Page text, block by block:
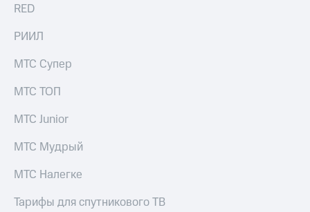
RED
РИИЛ
МТС Супер
МТС ТОП
МТС Junior
МТС Мудрый
МТС Налегке
Тарифы для спутникового ТВ